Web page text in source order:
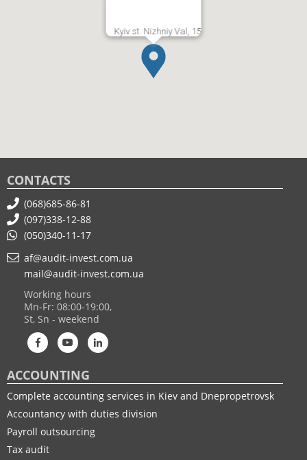
Kyiv st. Nizhniy Val, 15
CONTACTS
(068)685-86-81
(097)338-12-88
(050)340-11-17
af@audit-invest.com.ua
mail@audit-invest.com.ua
Working hours
Mn-Fr: 08:00-19:00,
St, Sn - weekend
ACCOUNTING
Complete accounting services in Kiev and Dnepropetrovsk
Accountancy with duties division
Payroll outsourcing
Tax audit